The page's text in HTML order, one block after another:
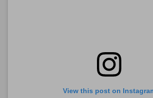
View this post on